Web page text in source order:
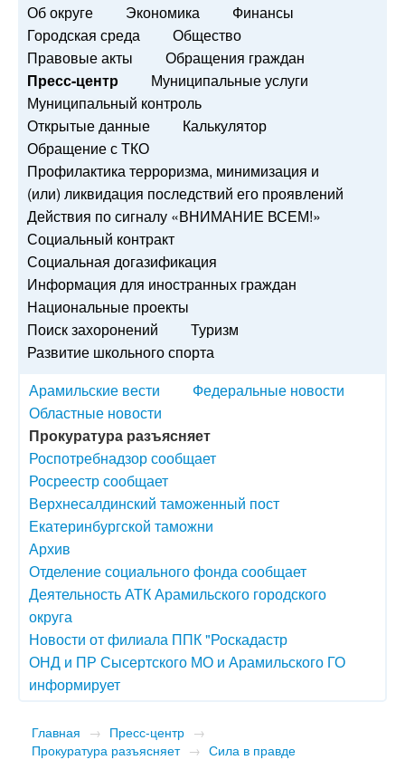
Об округе Экономика
Финансы
Городская среда
Общество
Правовые акты
Обращения граждан
Пресс-центр
Муниципальные услуги
Муниципальный контроль
Открытые данные
Калькулятор
Обращение с ТКО
Профилактика терроризма, минимизация и
(или) ликвидация последствий его проявлений
Действия по сигналу «ВНИМАНИЕ ВСЕМ!»
Социальный контракт
Социальная догазификация
Информация для иностранных граждан
Национальные проекты
Поиск захоронений
Туризм
Развитие школьного спорта
Арамильские вести
Федеральные новости
Областные новости
Прокуратура разъясняет
Роспотребнадзор сообщает
Росреестр сообщает
Верхнесалдинский таможенный пост
Екатеринбургской таможни
Архив
Отделение социального фонда сообщает
Деятельность АТК Арамильского городского
округа
Новости от филиала ППК "Роскадастр
ОНД и ПР Сысертского МО и Арамильского ГО
информирует
Главная → Пресс-центр →
Прокуратура разъясняет → Сила в правде